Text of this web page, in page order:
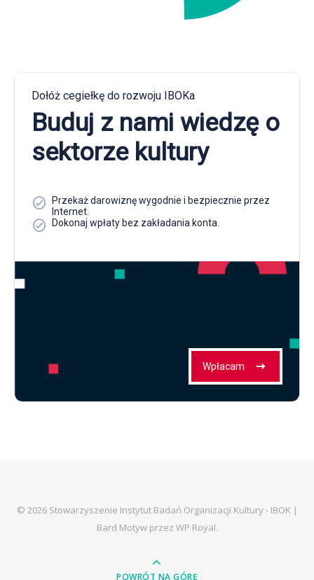
© 2026 Stowarzyszenie Instytut Badań Organizacji Kultury - IBOK |
Bard Motyw przez WP Royal.
POWRÓT NA GÓRĘ